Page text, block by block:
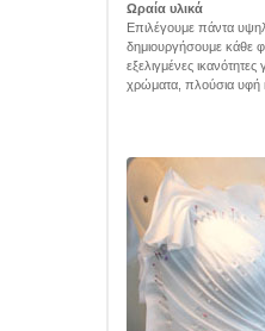
Ωραία υλικά
Επιλέγουμε πάντα
δημιουργήσουμε κάθε
εξελιγμένες
χρώματα, πλούσια υφή